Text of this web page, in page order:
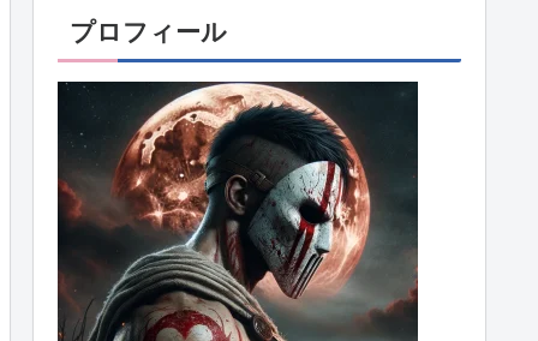
プロフィール